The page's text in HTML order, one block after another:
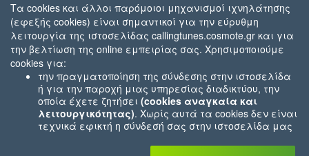
Τα cookies και άλλοι παρόμοιοι μηχανισμοί ιχνηλάτησης
(εφεξής cookies) είναι σημαντικοί για την εύρυθμη
λειτουργία της ιστοσελίδας callingtunes.cosmote.gr και για
την βελτίωση της online εμπειρίας σας. Χρησιμοποιούμε
cookies για:
την πραγματοποίηση της σύνδεσης στην ιστοσελίδα
ή για την παροχή μιας υπηρεσίας διαδικτύου, την
οποία έχετε ζητήσει (cookies αναγκαία και
λειτουργικότητας). Χωρίς αυτά τα cookies δεν είναι
τεχνικά εφικτή η σύνδεσή σας στην ιστοσελίδα μας
που εσείς μας ζητήσατε (π.χ.cookies που αφορούν